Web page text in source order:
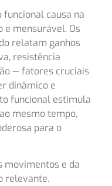
causa na
mensurável. Os
relatam ganhos
resistência
— fatores cruciais
dinâmico e
funcional estimula
mesmo tempo,
para o
movimentos e da
relevante.